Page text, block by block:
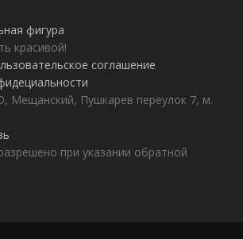
фигура
красивой!
соглашение
Мещанский, Пушкарев переулок 7, м.
при указании обратной